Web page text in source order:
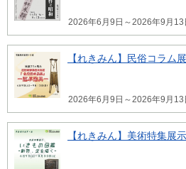
2026年6月9日～2026年9月13
【れきみん】民俗コラム
2026年6月9日～2026年9月13
【れきみん】美術特集展